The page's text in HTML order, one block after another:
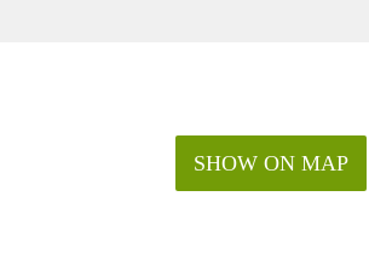
SHOW ON MAP